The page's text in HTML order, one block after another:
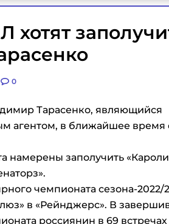
хотят
0
Тарасенко, являющийся
агентом, в ближайшее время
намерены заполучить
чемпионата сезона-2022/
в «Рейнджерс». В
россиянин в 69 встречах